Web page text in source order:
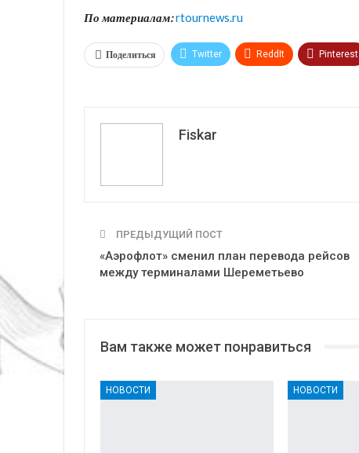
По материалам:rtournews.ru
Поделиться Twitter ReddIt Pinterest
Fiskar
ПРЕДЫДУЩИЙ ПОСТ
«Аэрофлот» сменил план перевода рейсов
между терминалами Шереметьево
Вам также может понравиться
НОВОСТИ НОВОСТИ